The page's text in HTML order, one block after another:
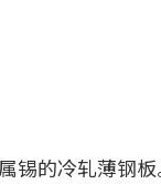
锡的冷轧薄钢